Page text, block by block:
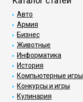
Авто
Армия
Бизнес
Животные
Информатика
История
Компьютерные игры
Конкурсы и игры
Кулинария